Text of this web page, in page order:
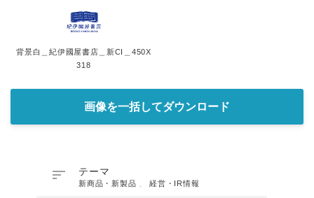
背景白＿紀伊國屋書店＿新CI＿450X
318
画像を一括してダウンロード
 テーマ
新商品・新製品 、経営・IR情報